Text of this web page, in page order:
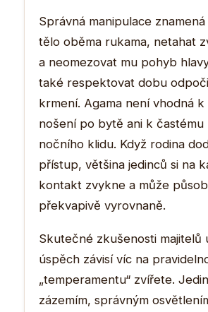
Správná manipulace
tělo oběma rukama, netahat
a neomezovat mu pohyb
také respektovat dobu
krmení. Agama není vhodná
nošení po bytě ani k častému
nočního klidu. Když rodina
přístup, většina jedinců si na
kontakt zvykne a může
překvapivě vyrovnaně.
Skutečné zkušenosti majitelů
úspěch závisí víc na
„temperamentu“ zvířete.
zázemím, správným